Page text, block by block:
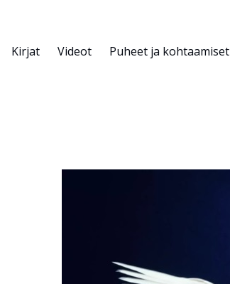
Kirjat Videot Puheet ja kohtaamiset